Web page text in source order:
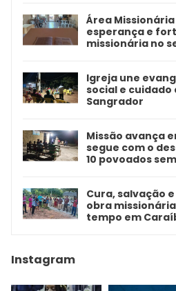
Área
esperança e
missionária no
Igreja une
social e cuidado
Sangrador
Missão avança
segue com o
10 povoados
Cura, salvação
obra
tempo em
Instagram